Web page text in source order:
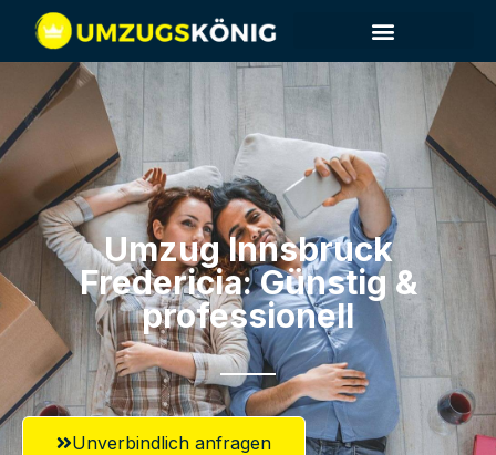
Umzug Innsbruck​
Fredericia: Günstig &
professionell​
Unverbindlich anfragen